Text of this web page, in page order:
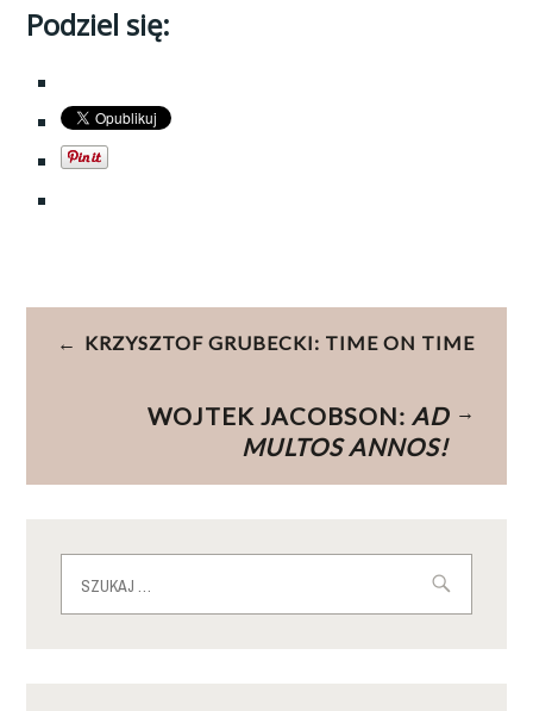
Podziel się:
Nawigacja
KRZYSZTOF GRUBECKI: TIME ON TIME
WOJTEK JACOBSON:AD
MULTOS ANNOS!